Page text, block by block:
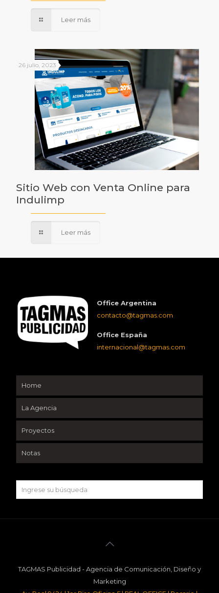
Leer más
26 julio, 2023
Sitio Web con Venta Online para
Indulimp
Leer más
Office Argentina
contacto@tagmas.com
Office España
internacional@tagmas.com
Home
La Agencia
Proyectos
Notas
TAGMAS Publicidad - Agencia de Comunicación, Diseño y
Marketing